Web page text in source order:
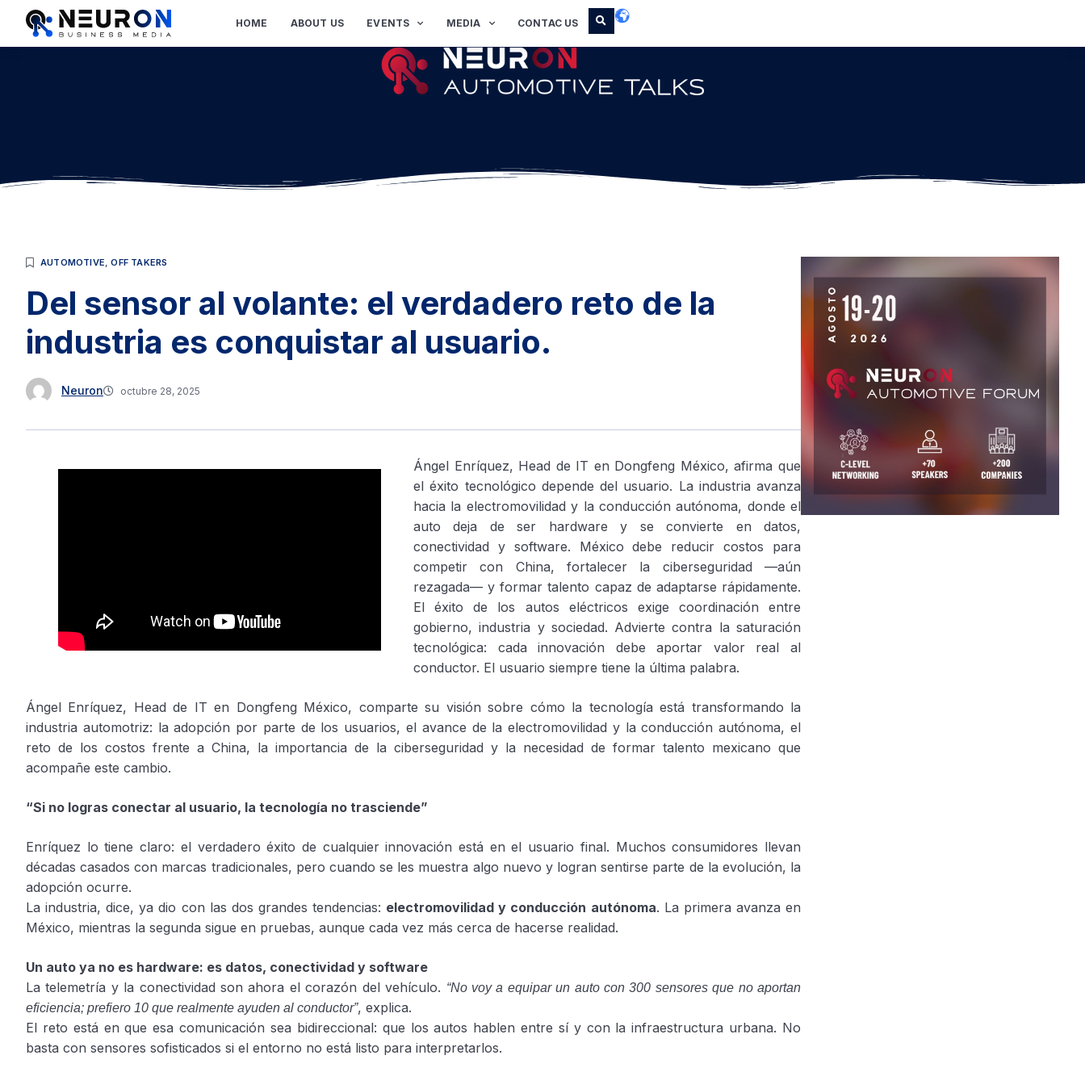
HOME ABOUT US EVENTS MEDIA CONTAC US
AUTOMOTIVE,OFF TAKERS
Del sensor al volante: el verdadero reto de la
industria es conquistar al usuario.
Neuron octubre 28, 2025
Ángel Enríquez, Head de IT en Dongfeng México, afirma que
el éxito tecnológico depende del usuario. La industria avanza
hacia la electromovilidad y la conducción autónoma, donde el
auto deja de ser hardware y se convierte en datos,
conectividad y software. México debe reducir costos para
competir con China, fortalecer la ciberseguridad —aún
rezagada— y formar talento capaz de adaptarse rápidamente.
El éxito de los autos eléctricos exige coordinación entre
gobierno, industria y sociedad. Advierte contra la saturación
tecnológica: cada innovación debe aportar valor real al
conductor. El usuario siempre tiene la última palabra.
Ángel Enríquez, Head de IT en Dongfeng México, comparte su visión sobre cómo la tecnología está transformando la
industria automotriz: la adopción por parte de los usuarios, el avance de la electromovilidad y la conducción autónoma, el
reto de los costos frente a China, la importancia de la ciberseguridad y la necesidad de formar talento mexicano que
acompañe este cambio.
“Si no logras conectar al usuario, la tecnología no trasciende”
Enríquez lo tiene claro: el verdadero éxito de cualquier innovación está en el usuario final. Muchos consumidores llevan
décadas casados con marcas tradicionales, pero cuando se les muestra algo nuevo y logran sentirse parte de la evolución, la
adopción ocurre.
La industria, dice, ya dio con las dos grandes tendencias: electromovilidad y conducción autónoma. La primera avanza en
México, mientras la segunda sigue en pruebas, aunque cada vez más cerca de hacerse realidad.
Un auto ya no es hardware: es datos, conectividad y software
La telemetría y la conectividad son ahora el corazón del vehículo. “No voy a equipar un auto con 300 sensores que no aportan
eficiencia; prefiero 10 que realmente ayuden al conductor”, explica.
El reto está en que esa comunicación sea bidireccional: que los autos hablen entre sí y con la infraestructura urbana. No
basta con sensores sofisticados si el entorno no está listo para interpretarlos.